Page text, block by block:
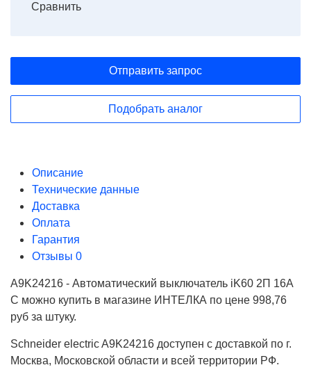
Сравнить
Отправить запрос
Подобрать аналог
Описание
Технические данные
Доставка
Оплата
Гарантия
Отзывы 0
A9K24216 - Автоматический выключатель iK60 2П 16A
C можно купить в магазине ИНТЕЛКА по цене 998,76
руб за штуку.
Schneider electric A9K24216 доступен с доставкой по г.
Москва, Московской области и всей территории РФ.